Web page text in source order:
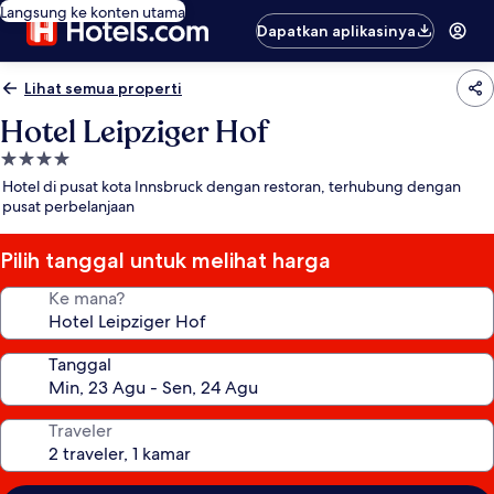
Langsung ke konten utama
Dapatkan aplikasinya
Lihat semua properti
Hotel Leipziger Hof
Properti
bintang
4.0
Hotel di pusat kota Innsbruck dengan restoran, terhubung dengan
pusat perbelanjaan
Pilih tanggal untuk melihat harga
Ke mana?
Tanggal
Traveler